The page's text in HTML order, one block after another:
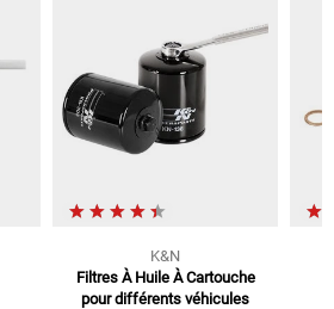
K&N
Filtres À Huile À Cartouche
pour différents véhicules